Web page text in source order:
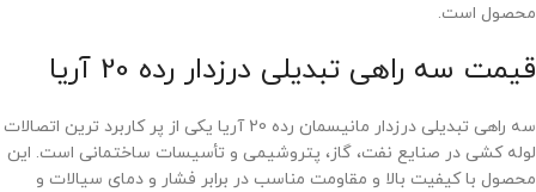
محصول است.
قیمت سه راهی تبدیلی درزدار رده 20 آریا
سه راهی تبدیلی درزدار مانیسمان رده 20 آریا یکی از پر کاربرد ترین اتصالات
لوله ‌کشی در صنایع نفت، گاز، پتروشیمی و تأسیسات ساختمانی است. این
محصول با کیفیت بالا و مقاومت مناسب در برابر فشار و دمای سیالات و